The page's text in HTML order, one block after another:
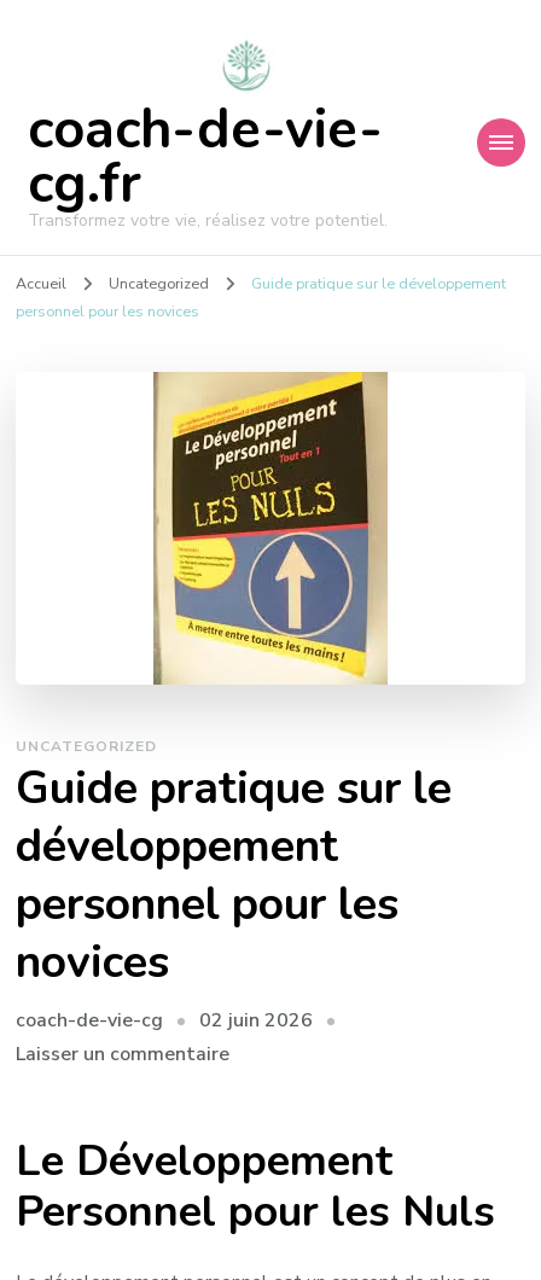
coach-de-vie-
cg.fr
Transformez votre vie, réalisez votre potentiel.
Accueil Uncategorized
Guide pratique sur le développement
personnel pour les novices
UNCATEGORIZED
Guide pratique sur le
développement
personnel pour les
novices
coach-de-vie-cg
02 juin 2026
Laisser un commentairesur
sur
le
développement
Le Développement
Personnel pour les Nuls